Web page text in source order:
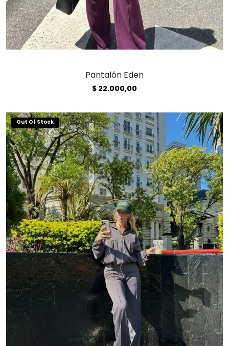
Pantalón Eden
$ 22.000,00
Out Of Stock